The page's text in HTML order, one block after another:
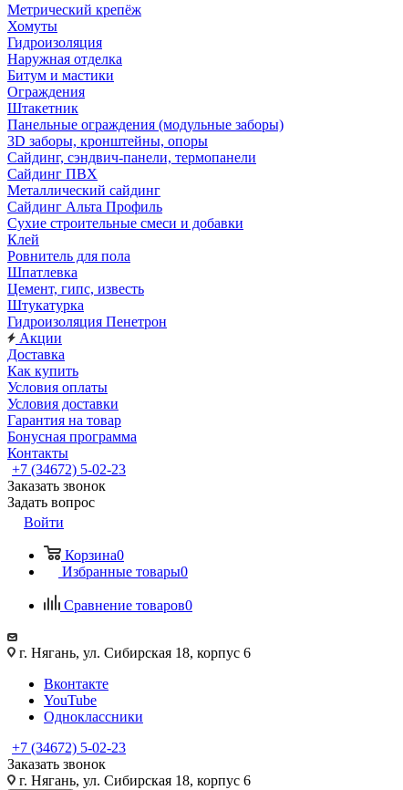
Метрический крепёж
Хомуты
Гидроизоляция
Наружная отделка
Битум и мастики
Ограждения
Штакетник
Панельные ограждения (модульные заборы)
3D заборы, кронштейны, опоры
Cайдинг, сэндвич-панели, термопанели
Сайдинг ПВХ
Металлический сайдинг
Сайдинг Альта Профиль
Сухие строительные смеси и добавки
Клей
Ровнитель для пола
Шпатлевка
Цемент, гипс, известь
Штукатурка
Гидроизоляция Пенетрон
Акции
Доставка
Как купить
Условия оплаты
Условия доставки
Гарантия на товар
Бонусная программа
Контакты
+7 (34672) 5-02-23
Заказать звонок
Задать вопрос
Войти
Корзина0
Избранные товары0
Сравнение товаров0
г. Нягань, ул. Сибирская 18, корпус 6
Вконтакте
YouTube
Одноклассники
+7 (34672) 5-02-23
Заказать звонок
г. Нягань, ул. Сибирская 18, корпус 6